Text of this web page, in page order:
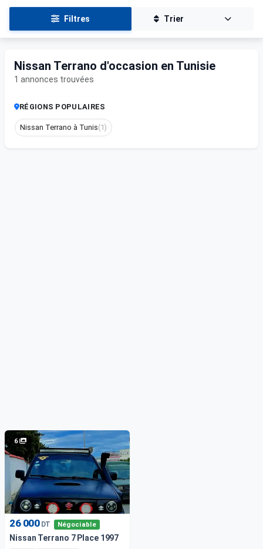
Filtres Trier
Nissan Terrano d'occasion en Tunisie
1 annonces trouvées
RÉGIONS POPULAIRES
Nissan Terrano à Tunis(1)
6
26 000 DT Négociable
Nissan Terrano 7 Place 1997